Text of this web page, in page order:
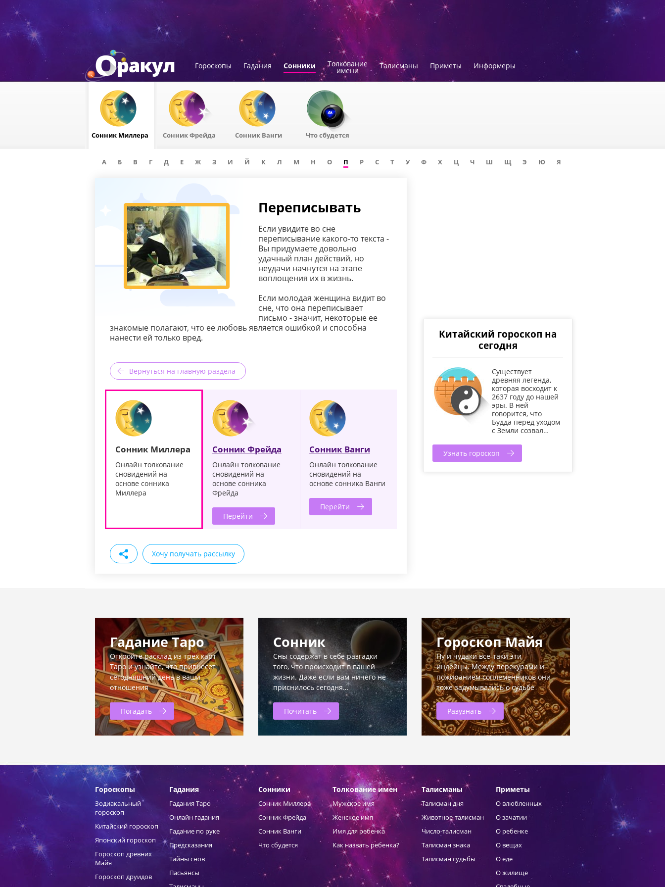
Гороскопы Гадания Сонники Толкование
имени
Талисманы Приметы Информеры
Сонник Миллера Сонник Фрейда Сонник Ванги Что сбудется
А Б В Г Д Е Ж З И Й К Л М Н О П Р С Т У Ф Х Ц Ч Ш Щ Э Ю Я
Переписывать
Если увидите во сне
переписывание какого-то текста -
Вы придумаете довольно
удачный план действий, но
неудачи начнутся на этапе
воплощения их в жизнь.
Если молодая женщина видит во
сне, что она переписывает
письмо - значит, некоторые ее
знакомые полагают, что ее любовь является ошибкой и способна
нанести ей только вред.
Вернуться на главную раздела
Сонник Миллера
Онлайн толкование
сновидений на
основе сонника
Миллера
Сонник Фрейда
Онлайн толкование
сновидений на
основе сонника
Фрейда
Перейти
Сонник Ванги
Онлайн толкование
сновидений на
основе сонника Ванги
Перейти
Хочу получать рассылку
Китайский гороскоп на
сегодня
Существует
древняя легенда,
которая восходит к
2637 году до нашей
эры. В ней
говорится, что
Будда перед уходом
с Земли созвал…
Узнать гороскоп
Гадание Таро
Откройте расклад из трех карт
Таро и узнайте, что привнесет
сегодняшний день в ваши
отношения
Погадать
Сонник
Сны содержат в себе разгадки
того, что происходит в вашей
жизни. Даже если вам ничего не
приснилось сегодня…
Почитать
Гороскоп Майя
Ну и чудаки все-таки эти
индейцы. Между перекурами и
пожиранием соплеменников они
тоже задумывались о судьбе
Разузнать
Гороскопы
Зодиакальный
гороскоп
Китайский гороскоп
Японский гороскоп
Гороскоп древних
Майя
Гороскоп друидов
Гадания
Гадания Таро
Онлайн гадания
Гадание по руке
Предсказания
Тайны снов
Пасьянсы
Сонники
Сонник Миллера
Сонник Фрейда
Сонник Ванги
Что сбудется
Толкование имен
Мужское имя
Женское имя
Имя для ребенка
Как назвать ребенка?
Талисманы
Талисман дня
Животное-талисман
Число-талисман
Талисман знака
Талисман судьбы
Приметы
О влюбленных
О зачатии
О ребенке
О вещах
О еде
О жилище